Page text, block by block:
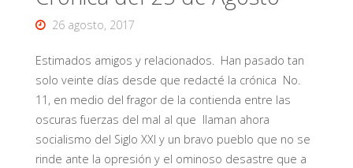
26 agosto, 2017
Estimados amigos y relacionados. Han pasado tan
solo veinte días desde que redacté la crónica No.
11, en medio del fragor de la contienda entre las
oscuras fuerzas del mal al que llaman ahora
socialismo del Siglo XXI y un bravo pueblo que no se
rinde ante la opresión y el ominoso desastre que a